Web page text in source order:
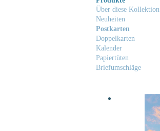
Über diese Kollektion
Neuheiten
Postkarten
Doppelkarten
Kalender
Papiertüten
Briefumschläge